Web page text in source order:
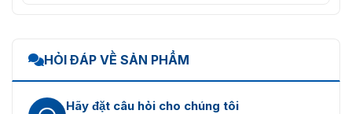
HỎI ĐÁP VỀ SẢN PHẨM
Hãy đặt câu hỏi cho chúng tôi